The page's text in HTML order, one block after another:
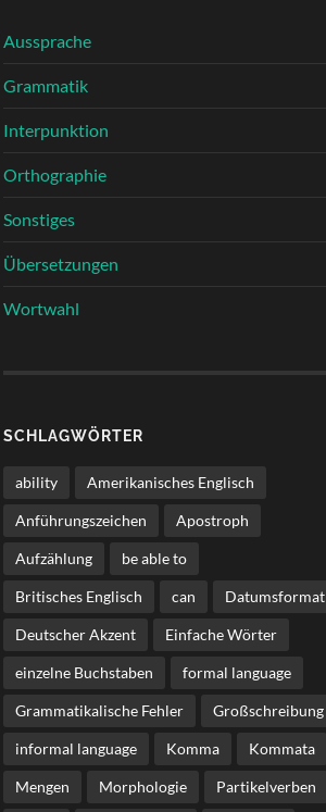
Aussprache
Grammatik
Interpunktion
Orthographie
Sonstiges
Übersetzungen
Wortwahl
SCHLAGWÖRTER
ability Amerikanisches Englisch
Anführungszeichen Apostroph
Aufzählung be able to
Britisches Englisch can Datumsformat
Deutscher Akzent Einfache Wörter
einzelne Buchstaben formal language
Grammatikalische Fehler Großschreibung
informal language Komma Kommata
Mengen Morphologie Partikelverben